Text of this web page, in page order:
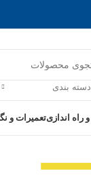
بندی
راه اندازیتعمیرات و